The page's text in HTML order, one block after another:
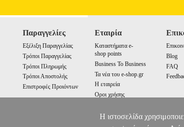
Παραγγελίες
Εξέλιξη Παραγγελίας
Τρόποι Παραγγελίας
Τρόποι Πληρωμής
Τρόποι Αποστολής
Επιστροφές Προιόντων
Εταιρία
Καταστήματα e-
shop points
Business To Business
Τα νέα του e-shop.gr
Η εταιρεία
Οροι χρήσης
Blog
FAQ
Η ιστοσελίδα